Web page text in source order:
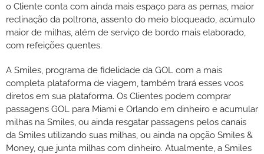
o Cliente conta com ainda mais espaço para as pernas, maior
reclinação da poltrona, assento do meio bloqueado, acúmulo
maior de milhas, além de serviço de bordo mais elaborado,
com refeições quentes.
A Smiles, programa de fidelidade da GOL com a mais
completa plataforma de viagem, também trará esses voos
diretos em sua plataforma. Os Clientes podem comprar
passagens GOL para Miami e Orlando em dinheiro e acumular
milhas na Smiles, ou ainda resgatar passagens pelos canais
da Smiles utilizando suas milhas, ou ainda na opção Smiles &
Money, que junta milhas com dinheiro. Atualmente, a Smiles